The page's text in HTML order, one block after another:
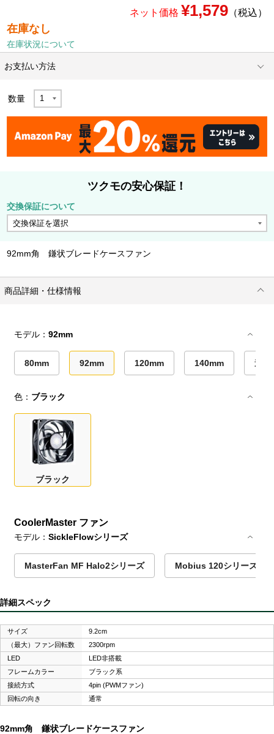
ネット価格 ¥1,579（税込）
在庫なし
在庫状況について
お支払い方法
数量
ツクモの安心保証！
交換保証について
92mm角 鎌状ブレードケースファン
商品詳細・仕様情報
モデル：92mm
80mm 92mm 120mm 140mm 連結
色： ブラック
ブラック
CoolerMaster ファン
モデル：SickleFlowシリーズ
MasterFan MF Halo2シリーズ Mobius 120シリーズ
詳細スペック
サイズ
9.2cm
（最大）ファン回転数
2300rpm
LED
LED非搭載
フレームカラー
ブラック系
接続方式
4pin (PWMファン)
回転の向き
通常
92mm角 鎌状ブレードケースファン